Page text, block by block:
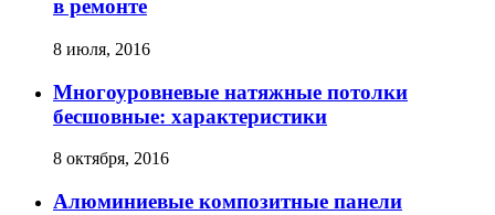
в ремонте
8 июля, 2016
Многоуровневые натяжные потолки
бесшовные: характеристики
8 октября, 2016
Алюминиевые композитные панели